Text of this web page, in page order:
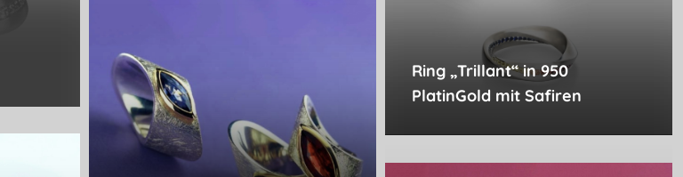
Ring „Trillant“ in 950
PlatinGold mit Safiren